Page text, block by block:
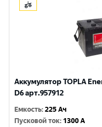
Аккумулятор TOPLA
D6 арт.957912
Емкость:225 Ач
Пусковой ток: 1300 A